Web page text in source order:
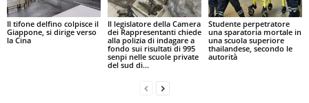
Il tifone delfino colpisce il
Giappone, si dirige verso
la Cina
Il legislatore della Camera
dei Rappresentanti chiede
alla polizia di indagare a
fondo sui risultati di 995
senpi nelle scuole private
del sud di...
Studente perpetratore
una sparatoria mortale in
una scuola superiore
thailandese, secondo le
autorità